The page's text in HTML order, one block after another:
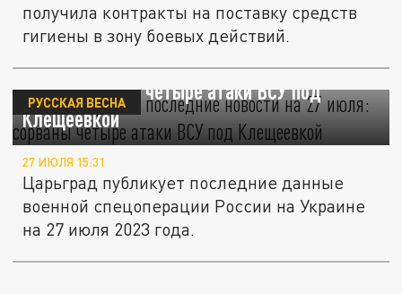
получила контракты на поставку средств
гигиены в зону боевых действий.
СВО на Украине, последние новости на 27
июля: сорваны четыре атаки ВСУ под
Клещеевкой
РУССКАЯ ВЕСНА
27 ИЮЛЯ 15:31
Царьград публикует последние данные
военной спецоперации России на Украине
на 27 июля 2023 года.